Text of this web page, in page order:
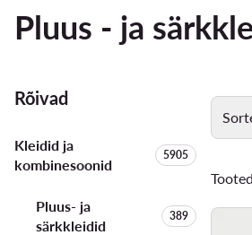
Pluus - ja
Rõivad
Kleidid ja
kombinesoonid
Toodete arv:
5905
Pluus- ja
särkkleidid
Toodete arv:
389